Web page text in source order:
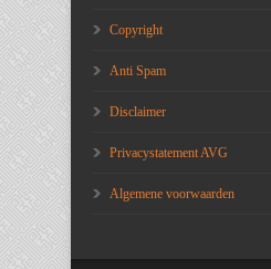
Copyright
Anti Spam
Disclaimer
Privacystatement AVG
Algemene voorwaarden